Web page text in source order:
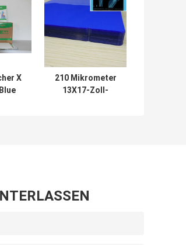
X
210 Mikrometer
13X17-Zoll-